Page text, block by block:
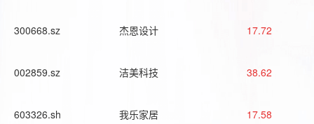
300668.sz 杰恩设计 17.72
002859.sz 洁美科技 38.62
603326.sh 我乐家居 17.58